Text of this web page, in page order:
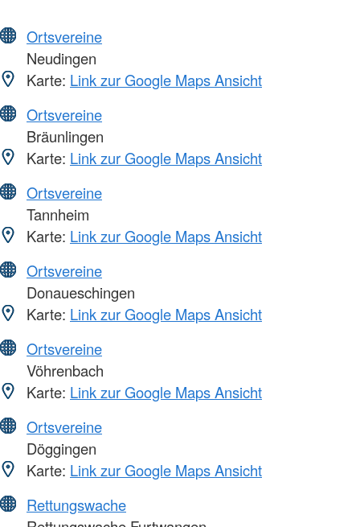
Ortsvereine
Neudingen
Karte: Link zur Google Maps Ansicht
Ortsvereine
Bräunlingen
Karte: Link zur Google Maps Ansicht
Ortsvereine
Tannheim
Karte: Link zur Google Maps Ansicht
Ortsvereine
Donaueschingen
Karte: Link zur Google Maps Ansicht
Ortsvereine
Vöhrenbach
Karte: Link zur Google Maps Ansicht
Ortsvereine
Döggingen
Karte: Link zur Google Maps Ansicht
Rettungswache